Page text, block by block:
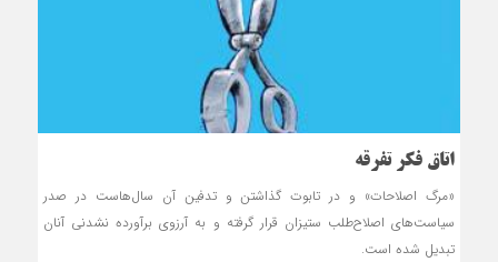
اتاق فكر تفرقه
«مرگ اصلاحات» و در تابوت گذاشتن و تدفين آن سال‌هاست در صدر
سياست‌هاي اصلاح‌طلب ستيزان قرار گرفته و به آرزوی برآورده نشدنی آنان
تبدیل شده است.